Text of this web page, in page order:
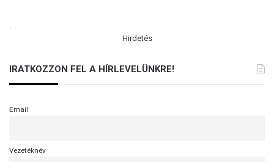
Hirdetés
IRATKOZZON FEL A HÍRLEVELÜNKRE!
Email
Vezetéknév